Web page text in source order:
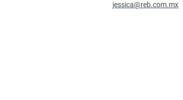
jessica@reb.com.mx